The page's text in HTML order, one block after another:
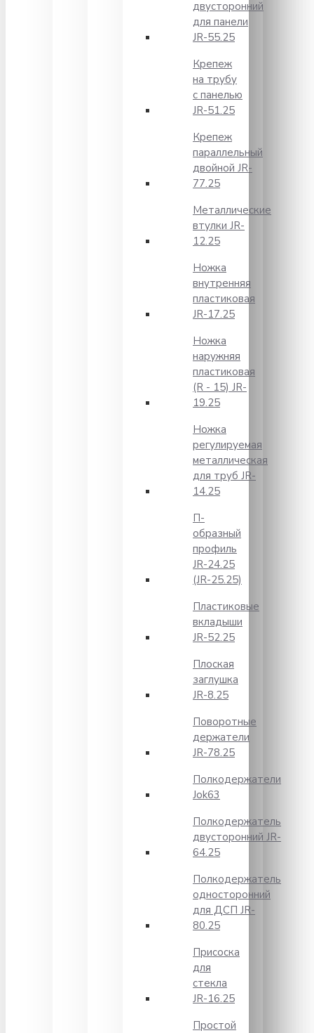
двусторонний
для панели
JR-55.25
Крепеж
на трубу
с панелью
JR-51.25
Крепеж
параллельный
двойной JR-
77.25
Металлические
втулки JR-
12.25
Ножка
внутренняя
пластиковая
JR-17.25
Ножка
наружняя
пластиковая
(R - 15) JR-
19.25
Ножка
регулируемая
металлическая
для труб JR-
14.25
П-
образный
профиль
JR-24.25
(JR-25.25)
Пластиковые
вкладыши
JR-52.25
Плоская
заглушка
JR-8.25
Поворотные
держатели
JR-78.25
Полкодержатели
Jok63
Полкодержатель
двусторонний JR-
64.25
Полкодержатель
односторонний
для ДСП JR-
80.25
Присоска
для
стекла
JR-16.25
Простой